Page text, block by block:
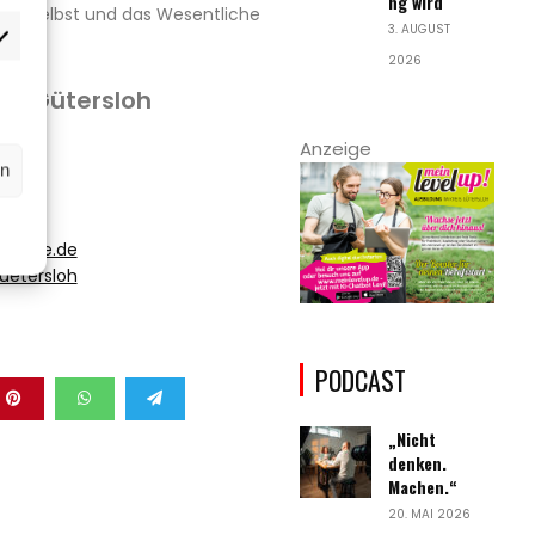
selbst und das Wesentliche
Gütersloh
care.de
3. AUGUST
2026
Anzeige
PODCAST
„Nicht
denken.
Machen.“
20. MAI 2026